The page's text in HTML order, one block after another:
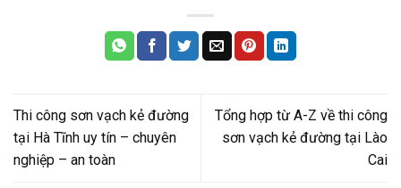
Thi công sơn vạch kẻ đường
tại Hà Tĩnh uy tín – chuyên
nghiệp – an toàn
Tổng hợp từ A-Z về thi công
sơn vạch kẻ đường tại Lào
Cai